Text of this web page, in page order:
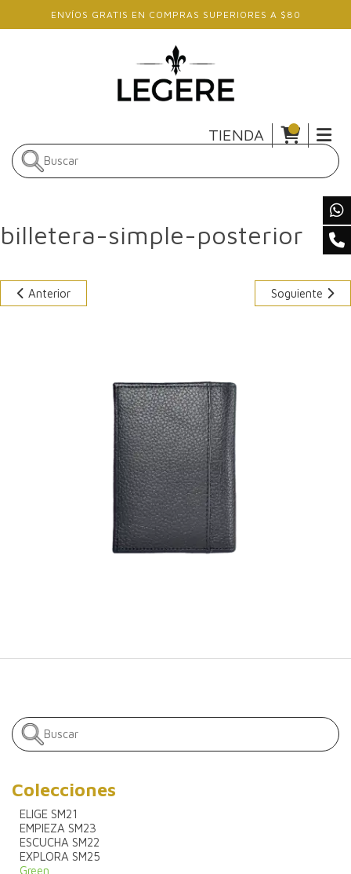
Skip to main content
ENVÍOS GRATIS EN COMPRAS SUPERIORES A $80
TIENDA
billetera-simple-posterior
Anterior Soguiente
Colecciones
ELIGE SM21
EMPIEZA SM23
ESCUCHA SM22
EXPLORA SM25
Green